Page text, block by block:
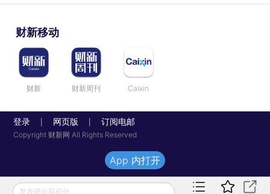
财新移动
财新 财新周刊 Caixin
登录 网页版 订阅电邮
Copyright 财新网 All Rights Reserved
发表评论得积分
App 内打开